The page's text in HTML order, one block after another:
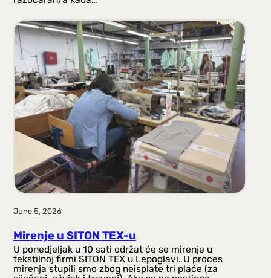
June 5, 2026
Mirenje u SITON TEX-u
U ponedjeljak u 10 sati održat će se mirenje u
tekstilnoj firmi SITON TEX u Lepoglavi. U proces
mirenja stupili smo zbog neisplate tri plaće (za